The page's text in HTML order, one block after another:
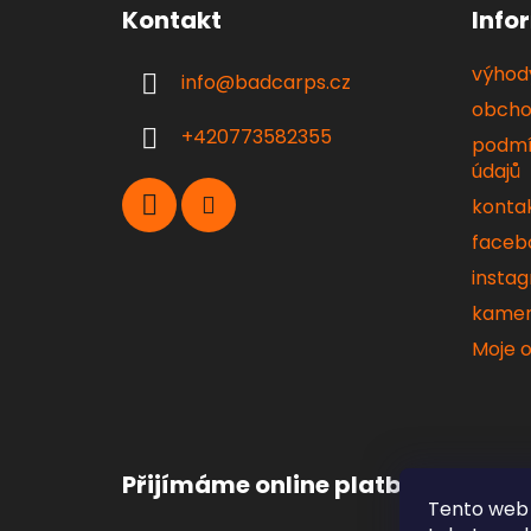
Tento
Kontakt
info@badcarps.cz
+420773582355
údajů
Moje
Přijímáme online platby